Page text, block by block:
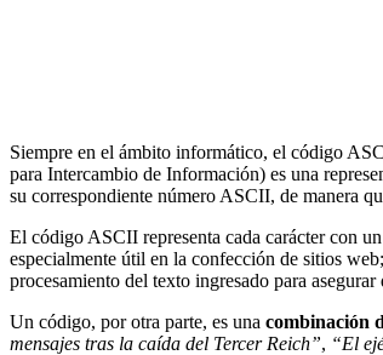
Siempre en el ámbito informático, el código
para Intercambio de Información) es una
su correspondiente número ASCII, de manera
El código ASCII representa cada carácter con
especialmente útil en la confección de sitios
procesamiento del texto ingresado para
Un código, por otra parte, es una combinación
mensajes tras la caída del Tercer Reich”, “El